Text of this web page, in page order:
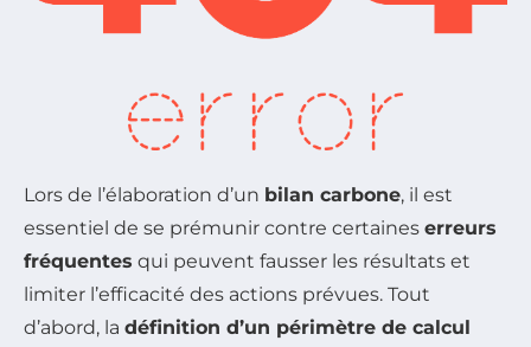
Lors de l’élaboration d’un bilan carbone, il est
essentiel de se prémunir contre certaines erreurs
fréquentes qui peuvent fausser les résultats et
limiter l’efficacité des actions prévues. Tout
d’abord, la définition d’un périmètre de calcul